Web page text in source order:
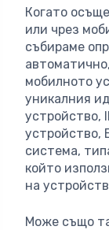
Когато
или чрез
събираме
мобилното
уникалния
устройство,
устройство,
система,
който
на
Може също